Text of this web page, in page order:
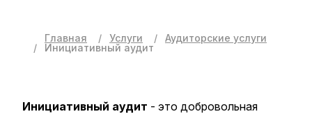
Главная Услуги
Аудиторские услуги
Инициативный аудит
Инициативный аудит - это добровольная